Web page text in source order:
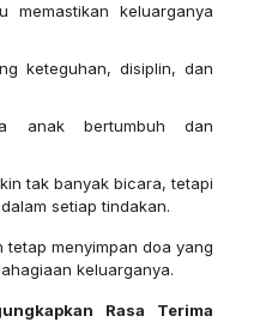
memastikan keluarganya
keteguhan, disiplin, dan
anak bertumbuh dan
tak banyak bicara, tetapi
setiap tindakan.
tetap menyimpan doa yang
keluarganya.
Rasa Terima